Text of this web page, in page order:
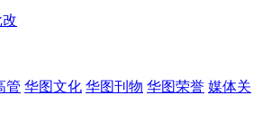
管 华图文化 华图刊物 华图荣誉 媒体关